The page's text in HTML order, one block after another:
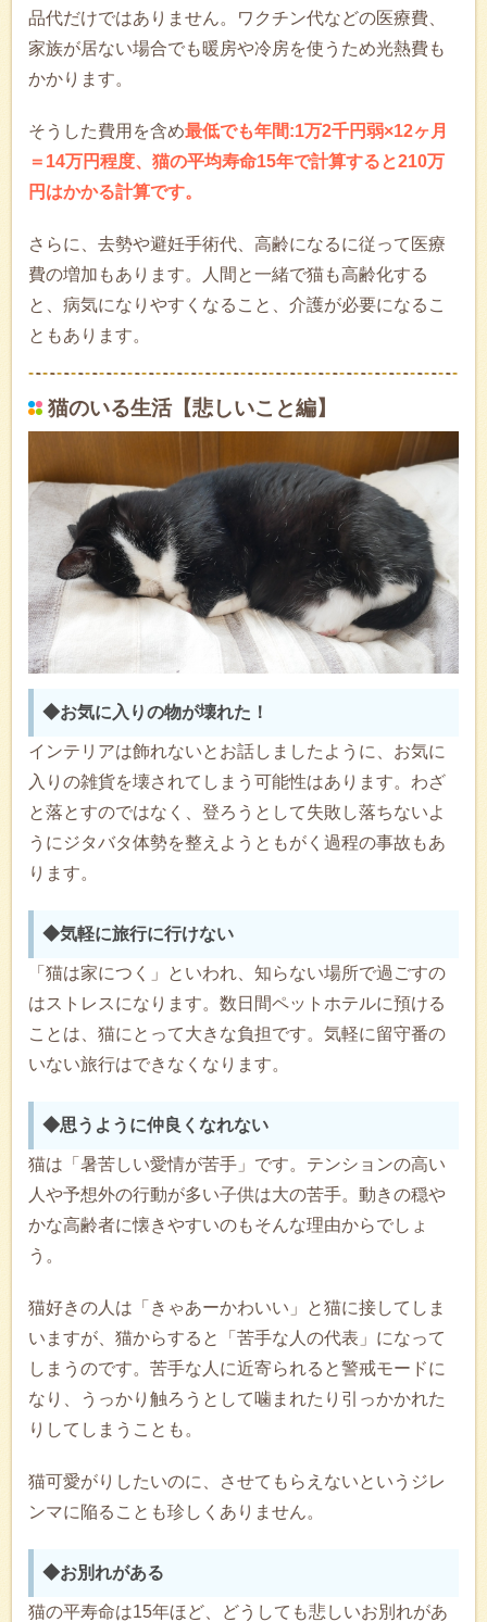
品代だけではありません。ワクチン代などの医療費、
家族が居ない場合でも暖房や冷房を使うため光熱費も
かかります。
そうした費用を含め最低でも年間:1万2千円弱×12ヶ月
＝14万円程度、猫の平均寿命15年で計算すると210万
円はかかる計算です。
さらに、去勢や避妊手術代、高齢になるに従って医療
費の増加もあります。人間と一緒で猫も高齢化する
と、病気になりやすくなること、介護が必要になるこ
ともあります。
猫のいる生活【悲しいこと編】
◆お気に入りの物が壊れた！
インテリアは飾れないとお話しましたように、お気に
入りの雑貨を壊されてしまう可能性はあります。わざ
と落とすのではなく、登ろうとして失敗し落ちないよ
うにジタバタ体勢を整えようともがく過程の事故もあ
ります。
◆気軽に旅行に行けない
「猫は家につく」といわれ、知らない場所で過ごすの
はストレスになります。数日間ペットホテルに預ける
ことは、猫にとって大きな負担です。気軽に留守番の
いない旅行はできなくなります。
◆思うように仲良くなれない
猫は「暑苦しい愛情が苦手」です。テンションの高い
人や予想外の行動が多い子供は大の苦手。動きの穏や
かな高齢者に懐きやすいのもそんな理由からでしょ
う。
猫好きの人は「きゃあーかわいい」と猫に接してしま
いますが、猫からすると「苦手な人の代表」になって
しまうのです。苦手な人に近寄られると警戒モードに
なり、うっかり触ろうとして噛まれたり引っかかれた
りしてしまうことも。
猫可愛がりしたいのに、させてもらえないというジレ
ンマに陥ることも珍しくありません。
◆お別れがある
猫の平寿命は15年ほど、どうしても悲しいお別れがあ